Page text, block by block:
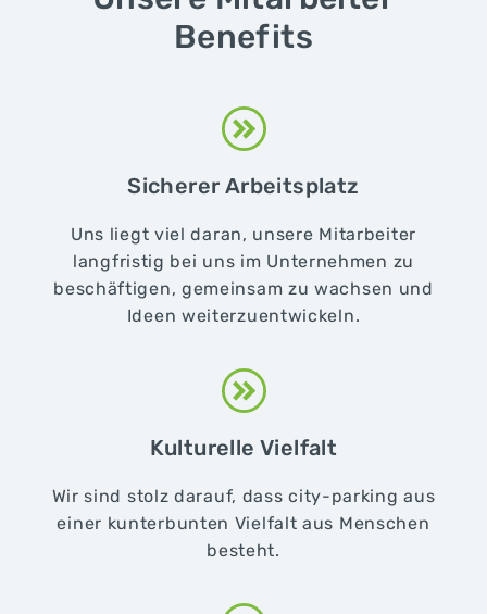
Benefits
Sicherer Arbeitsplatz
Uns liegt viel daran, unsere Mitarbeiter
langfristig bei uns im Unternehmen zu
beschäftigen, gemeinsam zu wachsen und
Ideen weiterzuentwickeln.
Kulturelle Vielfalt
Wir sind stolz darauf, dass city-parking aus
einer kunterbunten Vielfalt aus Menschen
besteht.